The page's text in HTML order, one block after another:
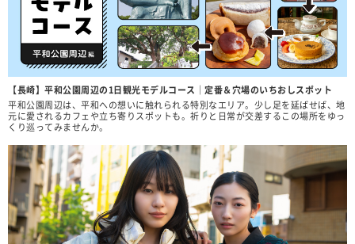
【長崎】平和公園周辺の1日観光モデルコース｜定番＆穴場のいちおしスポット
平和公園周辺は、平和への想いに触れられる特別なエリア。少し足を延ばせば、地
元に愛されるカフェや立ち寄りスポットも。祈りと日常が交差するこの場所をゆっ
くり巡ってみませんか。